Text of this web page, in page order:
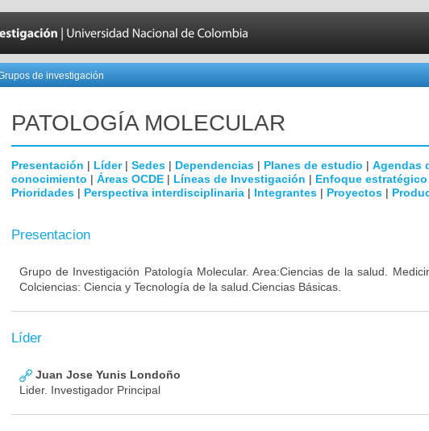
de investigación
PATOLOGÍA MOLECULAR
Presentación | Líder| Sedes | Dependencias | Planes de estudio | Agendas
conocimiento | Áreas OCDE | Líneas de Investigación | Enfoque estratégico
Prioridades | Perspectiva interdisciplinaria | Integrantes | Proyectos |
Presentacion
Grupo de Investigación Patología Molecular. Area:Ciencias de la salud.
Colciencias: Ciencia y Tecnología de la salud.Ciencias Básicas.
Líder
Juan Jose Yunis Londoño
Lider. Investigador Principal